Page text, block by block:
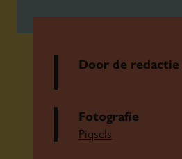
Door de redactie
Fotografie
Piqsels